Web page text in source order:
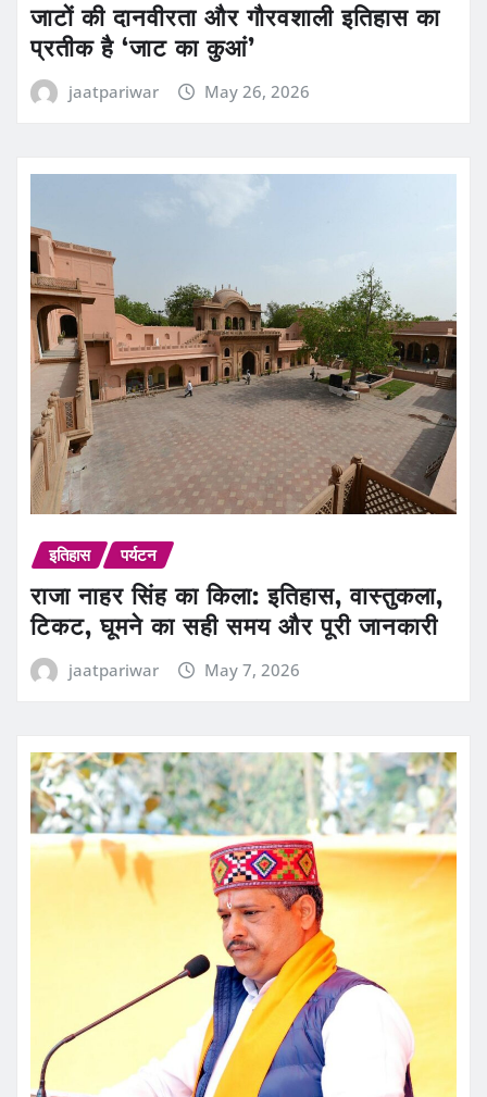
जाटों की दानवीरता और गौरवशाली इतिहास का
प्रतीक है ‘जाट का कुआं’
jaatpariwar May 26, 2026
इतिहास पर्यटन
राजा नाहर सिंह का किला: इतिहास, वास्तुकला,
टिकट, घूमने का सही समय और पूरी जानकारी
jaatpariwar May 7, 2026